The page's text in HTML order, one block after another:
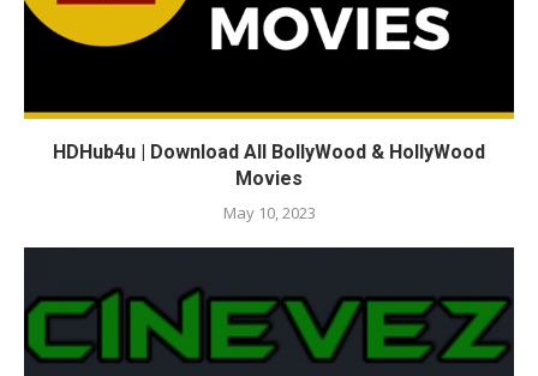
HDHub4u | Download All BollyWood & HollyWood
Movies
May 10, 2023